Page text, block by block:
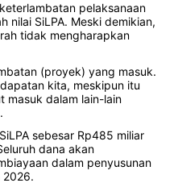
pelaksanaan
nilai SiLPA. Meski demikian,
tidak mengharapkan
(proyek) yang masuk.
kita, meskipun itu
masuk dalam lain-lain
sebesar Rp485 miliar
dana akan
dalam penyusunan
2026.